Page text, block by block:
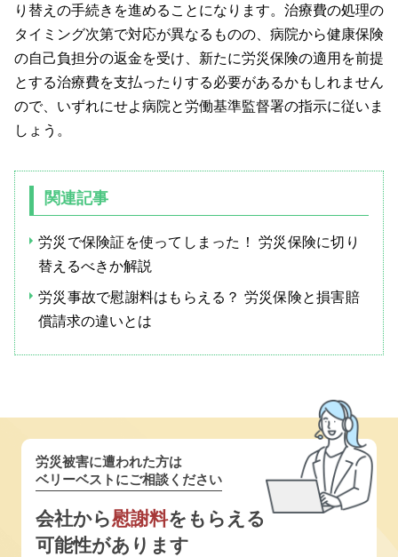
り替えの手続きを進めることになります。治療費の処理の
タイミング次第で対応が異なるものの、病院から健康保険
の自己負担分の返金を受け、新たに労災保険の適用を前提
とする治療費を支払ったりする必要があるかもしれません
ので、いずれにせよ病院と労働基準監督署の指示に従いま
しょう。
関連記事
労災で保険証を使ってしまった！ 労災保険に切り
替えるべきか解説
労災事故で慰謝料はもらえる？ 労災保険と損害賠
償請求の違いとは
労災被害に遭われた方は
ベリーベストにご相談ください
会社から慰謝料をもらえる
可能性があります